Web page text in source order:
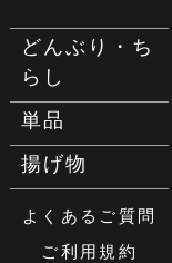
どんぶり・ち
らし
単品
揚げ物
よくあるご質問
ご利用規約